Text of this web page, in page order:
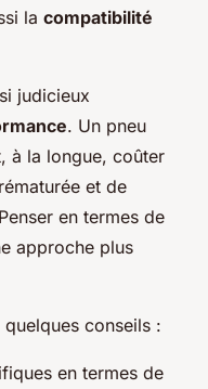
la compatibilité
judicieux
. Un pneu
à la longue, coûter
et de
en termes de
approche plus
conseils :
en termes de